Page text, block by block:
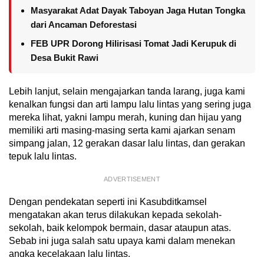
Masyarakat Adat Dayak Taboyan Jaga Hutan Tongka
dari Ancaman Deforestasi
FEB UPR Dorong Hilirisasi Tomat Jadi Kerupuk di
Desa Bukit Rawi
Lebih lanjut, selain mengajarkan tanda larang, juga kami
kenalkan fungsi dan arti lampu lalu lintas yang sering juga
mereka lihat, yakni lampu merah, kuning dan hijau yang
memiliki arti masing-masing serta kami ajarkan senam
simpang jalan, 12 gerakan dasar lalu lintas, dan gerakan
tepuk lalu lintas.
ADVERTISEMENT
Dengan pendekatan seperti ini Kasubditkamsel
mengatakan akan terus dilakukan kepada sekolah-
sekolah, baik kelompok bermain, dasar ataupun atas.
Sebab ini juga salah satu upaya kami dalam menekan
angka kecelakaan lalu lintas.